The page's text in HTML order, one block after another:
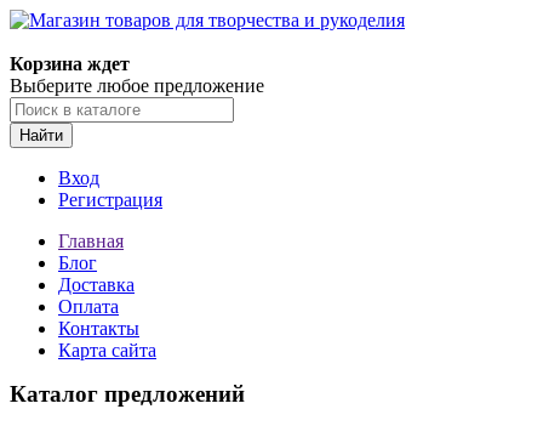
Корзина ждет
Выберите любое предложение
Найти
Вход
Регистрация
Главная
Блог
Доставка
Оплата
Контакты
Карта сайта
Каталог предложений